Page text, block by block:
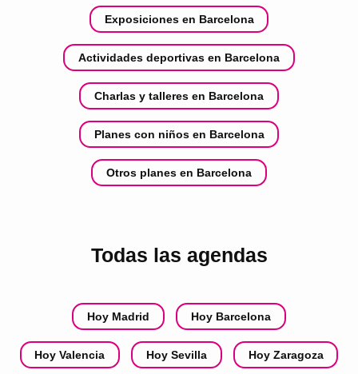
Exposiciones en Barcelona
Actividades deportivas en Barcelona
Charlas y talleres en Barcelona
Planes con niños en Barcelona
Otros planes en Barcelona
Todas las agendas
Hoy Madrid Hoy Barcelona
Hoy Valencia Hoy Sevilla Hoy Zaragoza